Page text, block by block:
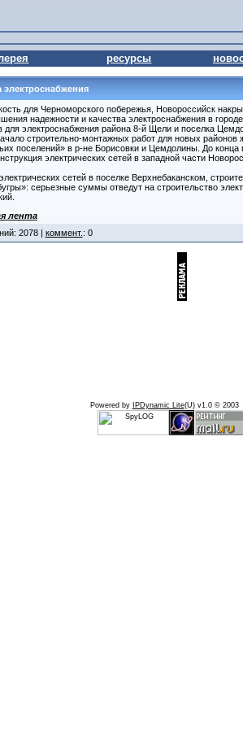
ресурсы
для Черноморского побережья, Новороссийск
надежности и качества электроснабжения в
для электроснабжения района 8-й Щели и поселка
строительно-монтажных работ для новых
поселений» в р-не Борисовки и Цемдолины. До конца
электрических сетей в западной части
сетей в поселке Верхнебаканском,
серьезные суммы отведут на строительство
лента
2078 | коммент. : 0
Powered by IPDynamic Lite(U) v1.0 © 2003